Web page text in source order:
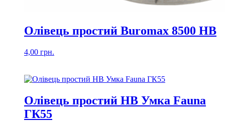
Олівець простий Buromax 8500 HB
4,00 грн.
Олівець простий HB Умка Fauna
ГК55